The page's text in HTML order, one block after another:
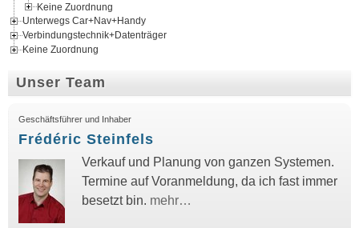
Keine Zuordnung
Unterwegs Car+Nav+Handy
Verbindungstechnik+Datenträger
Keine Zuordnung
Unser Team
Geschäftsführer und Inhaber
Frédéric Steinfels
Verkauf und Planung von ganzen Systemen.
Termine auf Voranmeldung, da ich fast immer
besetzt bin. mehr…